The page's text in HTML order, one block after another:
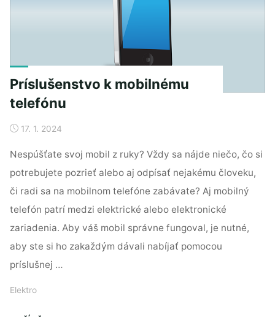
Príslušenstvo k mobilnému
telefónu
17. 1. 2024
Nespúšťate svoj mobil z ruky? Vždy sa nájde niečo, čo si
potrebujete pozrieť alebo aj odpísať nejakému človeku,
či radi sa na mobilnom telefóne zabávate? Aj mobilný
telefón patrí medzi elektrické alebo elektronické
zariadenia. Aby váš mobil správne fungoval, je nutné,
aby ste si ho zakaždým dávali nabíjať pomocou
príslušnej …
Elektro